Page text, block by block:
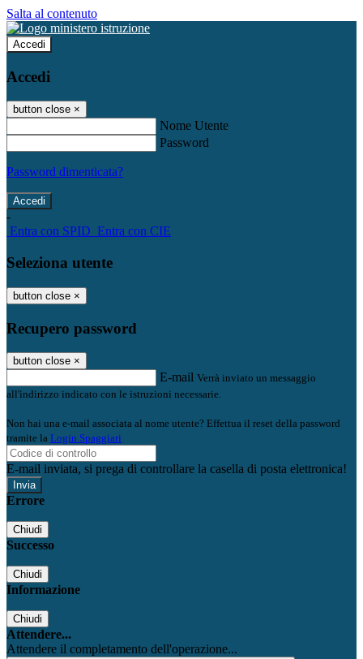
Salta al contenuto
Accedi
Accedi
button close ×
Nome Utente
Password
Password dimenticata?
-
Entra con SPID Entra con CIE
Seleziona utente
button close ×
Recupero password
button close ×
E-mail Verrà inviato un messaggio
all'indirizzo indicato con le istruzioni necessarie.
Non hai una e-mail associata al nome utente? Effettua il reset della password
tramite la Login Spaggiari
E-mail inviata, si prega di controllare la casella di posta elettronica!
Errore
Chiudi
Successo
Chiudi
Informazione
Chiudi
Attendere...
Attendere il completamento dell'operazione...